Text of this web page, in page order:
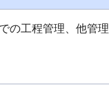
の工程管理、他管理